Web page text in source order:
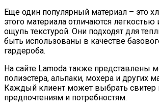
Еще один популярный материал – это
этого материала отличаются легкостью
ощупь текстурой. Они подходят для
быть использованы в качестве
гардероба.
На сайте Lamoda также представлены
полиэстера, альпаки, мохера и других
Каждый клиент может выбрать свитер
предпочтениям и потребностям.